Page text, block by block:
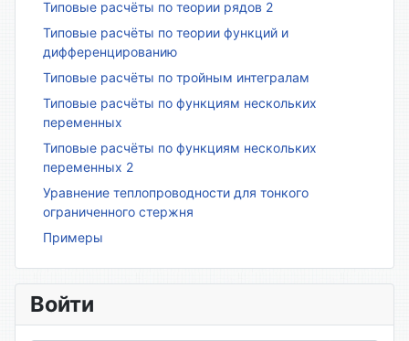
Типовые расчёты по теории рядов 2
Типовые расчёты по теории функций и
дифференцированию
Типовые расчёты по тройным интегралам
Типовые расчёты по функциям нескольких
переменных
Типовые расчёты по функциям нескольких
переменных 2
Уравнение теплопроводности для тонкого
ограниченного стержня
Примеры
Войти